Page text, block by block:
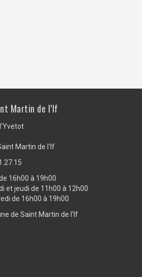
Martin de l’If
Martin de l'If
16h00 à 19h00
et jeudi de 11h00 à 12h00
de 16h00 à 19h00
de Saint Martin de l'If